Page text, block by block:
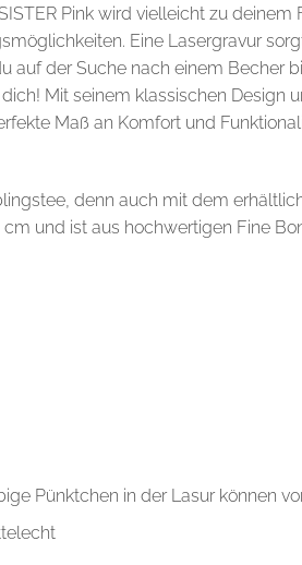
Pink wird vielleicht zu deinem
Eine Lasergravur
auf der Suche nach einem Becher
Mit seinem klassischen Design
Maß an Komfort und
denn auch mit dem
und ist aus hochwertigen Fine
Pünktchen in der Lasur können